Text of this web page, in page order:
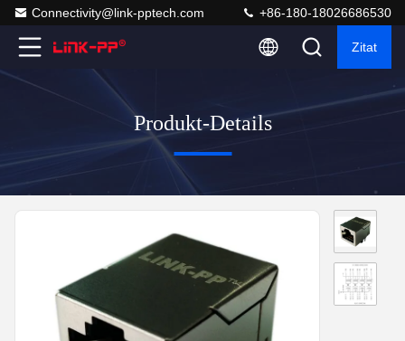
Connectivity@link-pptech.com +86-180-18026686530
Zitat
Produkt-Details